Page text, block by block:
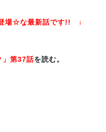
場☆な最新話です!! ↓
」第37話を読む。